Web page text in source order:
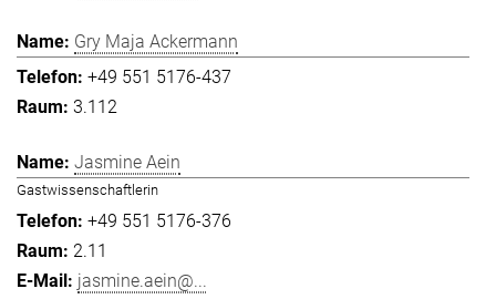
Gry Maja Ackermann
+49 551 5176-437
3.112
Jasmine Aein
Gastwissenschaftlerin
+49 551 5176-376
2.11
jasmine.aein@...